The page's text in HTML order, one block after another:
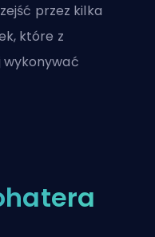
przez kilka
które z
wykonywać